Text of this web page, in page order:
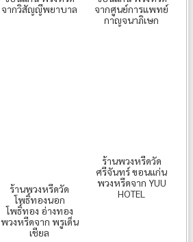
จากวิสัญญีพยาบาล
จากศูนย์การแพทย์
กาญจนาภิเษก
ร้านพวงหรีดวัด
โพธิ์ทองนอก
โพธิ์ทอง อ่างทอง
พวงหรีดจาก พรูเด็น
เชียล
ร้านพวงหรีดวัด
ศรีจันทร์ ขอนแก่น
พวงหรีดจาก YUU
HOTEL